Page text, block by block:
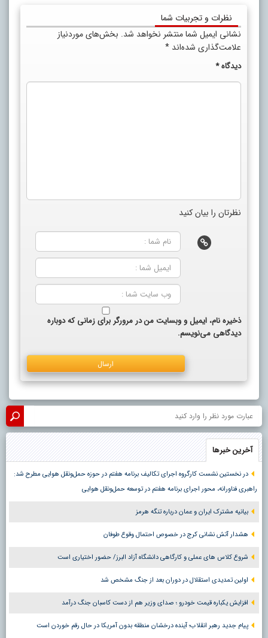
نظرات و تجربیات شما
نشانی ایمیل شما منتشر نخواهد شد. بخش‌های موردنیاز
علامت‌گذاری شده‌اند *
دیدگاه*
نظرتان را بیان کنید
ذخیره نام، ایمیل و وبسایت من در مرورگر برای زمانی که دوباره
دیدگاهی می‌نویسم.
آخرین خبرها
در نخستین نشست کارگروه اجرای تکالیف برنامه هفتم در حوزه حمل‌ونقل هوایی مطرح شد:
راهبری فناورانه، محور اجرای برنامه هفتم در توسعه حمل‌ونقل هوایی
بیانیه مشترک ایران و عمان درباره تنگه هرمز
هشدار آتش نشانی کرج در خصوص احتمال وقوع طوفان
شروع کلاس های عملی و کارگاهی دانشگاه آزاد البرز/ حضور اختیاری است
اولین تمدیدی استقلال در دوران بعد از جنگ مشخص شد
افزایش یکباره قیمت خودرو ؛ صدای وزیر هم از دست کاسبان جنگ درآمد
پیام جدید رهبر انقلاب؛ آینده درخشان منطقه بدون آمریکا در حال رقم خوردن است